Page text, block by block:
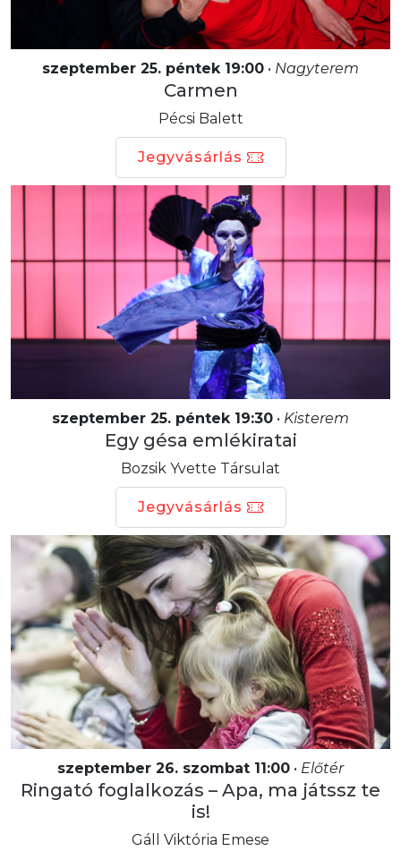
szeptember 25. péntek 19:00 • Nagyterem
Carmen
Pécsi Balett
Jegyvásárlás
szeptember 25. péntek 19:30 • Kisterem
Egy gésa emlékiratai
Bozsik Yvette Társulat
Jegyvásárlás
szeptember 26. szombat 11:00 • Előtér
Ringató foglalkozás – Apa, ma játssz te
is!
Gáll Viktória Emese